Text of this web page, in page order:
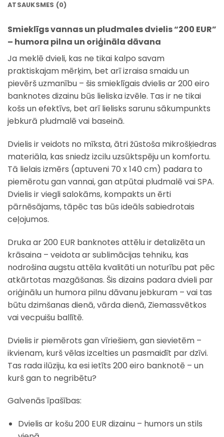
ATSAUKSMES (0)
Smieklīgs vannas un pludmales dvielis “200 EUR”
– humora pilna un oriģināla dāvana
Ja meklē dvieli, kas ne tikai kalpo savam
praktiskajam mērķim, bet arī izraisa smaidu un
pievērš uzmanību – šis smieklīgais dvielis ar 200 eiro
banknotes dizainu būs lieliska izvēle. Tas ir ne tikai
košs un efektīvs, bet arī lielisks sarunu sākumpunkts
jebkurā pludmalē vai baseinā.
Dvielis ir veidots no mīksta, ātri žūstoša mikrošķiedras
materiāla, kas sniedz izcilu uzsūktspēju un komfortu.
Tā lielais izmērs (aptuveni 70 x 140 cm) padara to
piemērotu gan vannai, gan atpūtai pludmalē vai SPA.
Dvielis ir viegli salokāms, kompakts un ērti
pārnēsājams, tāpēc tas būs ideāls sabiedrotais
ceļojumos.
Druka ar 200 EUR banknotes attēlu ir detalizēta un
krāsaina – veidota ar sublimācijas tehniku, kas
nodrošina augstu attēla kvalitāti un noturību pat pēc
atkārtotas mazgāšanas. Šis dizains padara dvieli par
oriģinālu un humora pilnu dāvanu jebkuram – vai tas
būtu dzimšanas dienā, vārda dienā, Ziemassvētkos
vai vecpuišu ballītē.
Dvielis ir piemērots gan vīriešiem, gan sievietēm –
ikvienam, kurš vēlas izcelties un pasmaidīt par dzīvi.
Tas rada ilūziju, ka esi ietīts 200 eiro banknotē – un
kurš gan to negribētu?
Galvenās īpašības:
Dvielis ar košu 200 EUR dizainu – humors un stils